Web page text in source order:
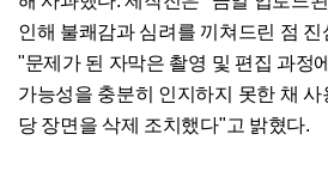
인해 불쾌감과 심려를 끼쳐드린 점
"문제가 된 자막은 촬영 및 편집 과정
가능성을 충분히 인지하지 못한 채 사
당 장면을 삭제 조치했다"고 밝혔다.